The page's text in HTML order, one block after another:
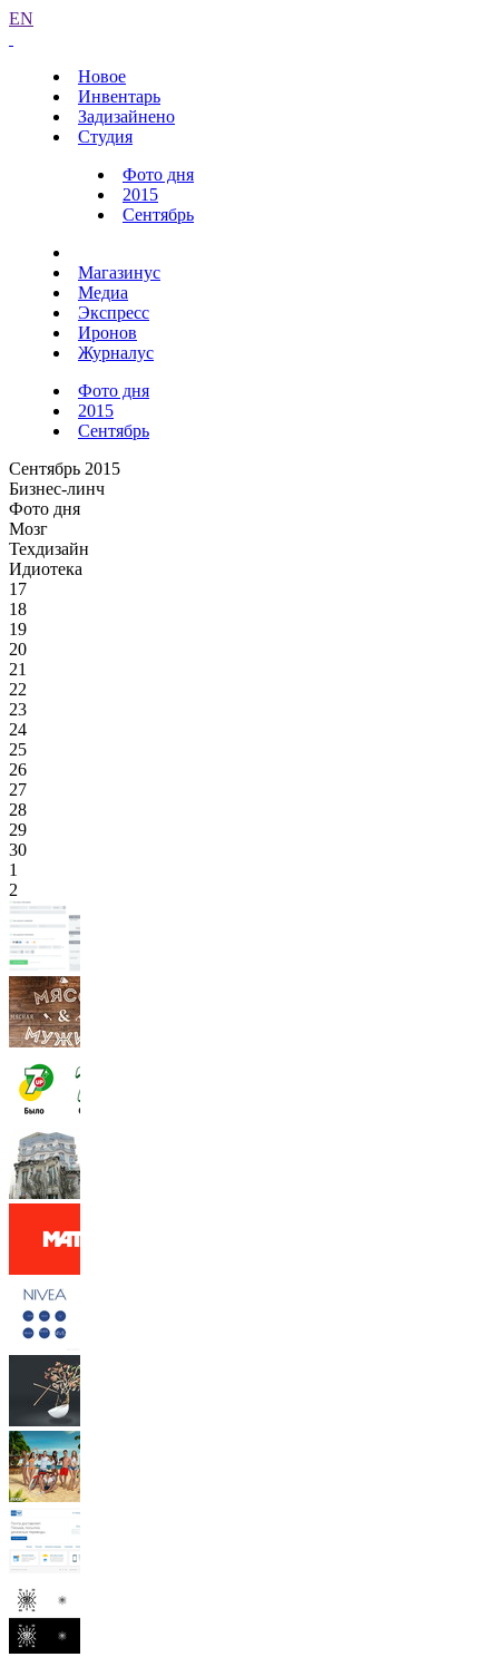
EN
Новое
Инвентарь
Задизайнено
Студия
Фото дня
2015
Сентябрь
Магазинус
Медиа
Экспресс
Иронов
Журналус
Фото дня
2015
Сентябрь
Сентябрь 2015
Бизнес-линч
Фото дня
Мозг
Техдизайн
Идиотека
17
18
19
20
21
22
23
24
25
26
27
28
29
30
1
2